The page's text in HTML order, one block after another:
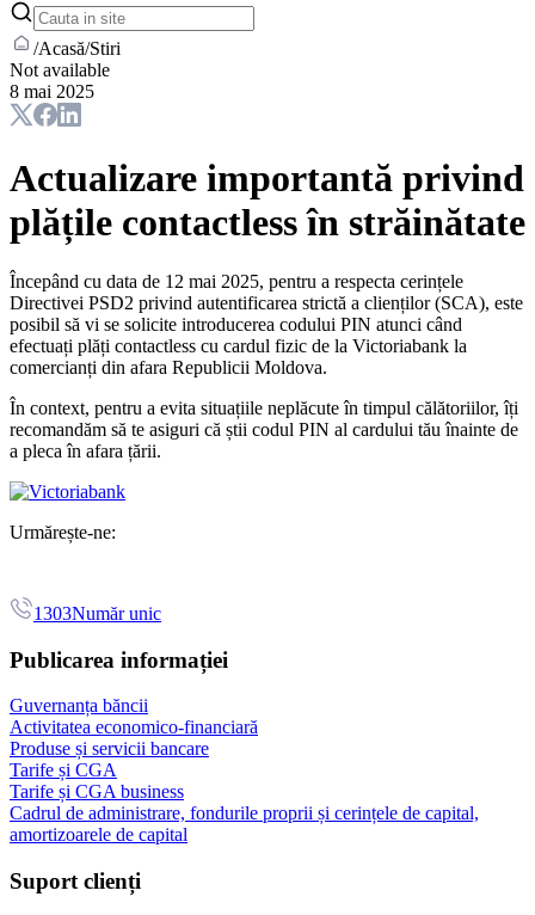
/Acasă/Stiri
Not available
8 mai 2025
Actualizare importantă privind
plățile contactless în străinătate
Începând cu data de 12 mai 2025, pentru a respecta cerințele
Directivei PSD2 privind autentificarea strictă a clienților (SCA), este
posibil să vi se solicite introducerea codului PIN atunci când
efectuați plăți contactless cu cardul fizic de la Victoriabank la
comercianți din afara Republicii Moldova.
În context, pentru a evita situațiile neplăcute în timpul călătoriilor, îți
recomandăm să te asiguri că știi codul PIN al cardului tău înainte de
a pleca în afara țării.
Urmărește-ne:
1303Număr unic
Publicarea informației
Guvernanța băncii
Activitatea economico-financiară
Produse și servicii bancare
Tarife și CGA
Tarife și CGA business
Cadrul de administrare, fondurile proprii și cerințele de capital,
amortizoarele de capital
Suport clienți